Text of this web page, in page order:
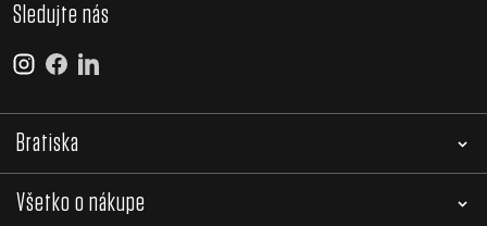
Sledujte nás
Bratiska
Všetko o nákupe